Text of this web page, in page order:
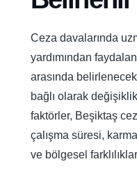
Ceza davalarında
yardımından
arasında
bağlı olarak
faktörler, Beşiktaş
çalışma süresi,
ve bölgesel